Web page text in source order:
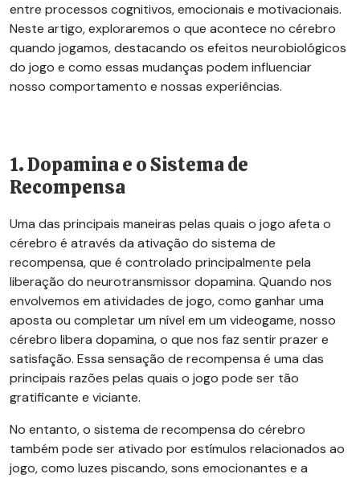
entre processos cognitivos, emocionais e motivacionais.
Neste artigo, exploraremos o que acontece no cérebro
quando jogamos, destacando os efeitos neurobiológicos
do jogo e como essas mudanças podem influenciar
nosso comportamento e nossas experiências.
1. Dopamina e o Sistema de
Recompensa
Uma das principais maneiras pelas quais o jogo afeta o
cérebro é através da ativação do sistema de
recompensa, que é controlado principalmente pela
liberação do neurotransmissor dopamina. Quando nos
envolvemos em atividades de jogo, como ganhar uma
aposta ou completar um nível em um videogame, nosso
cérebro libera dopamina, o que nos faz sentir prazer e
satisfação. Essa sensação de recompensa é uma das
principais razões pelas quais o jogo pode ser tão
gratificante e viciante.
No entanto, o sistema de recompensa do cérebro
também pode ser ativado por estímulos relacionados ao
jogo, como luzes piscando, sons emocionantes e a